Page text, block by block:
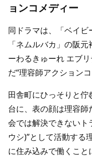
ョンコメディー
同ドラマは、「ベイ
「ネムルバカ」の阪
ーわるきゅーれ エブ
だ“理容師アクションコ
田舎町にひっそりと
台に、表の顔は理容
会では解決できないト
ウシ)”として活動する
に住み込みで働くこと